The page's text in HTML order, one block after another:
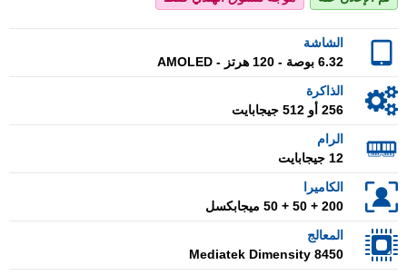
الشاشة
6.32 بوصة - 120 هرتز - AMOLED
الذاكرة
256 أو 512 جيجابايت
الرام
12 جيجابايت
الكاميرا
200 + 50 + 50 ميجابكسل
المعالج
Mediatek Dimensity 8450